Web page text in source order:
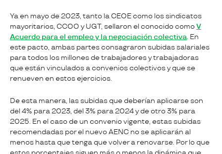
Ya en mayo de 2023, tanto la CEOE como los sindicatos
mayoritarios, CCOO y UGT, sellaron el conocido comoV
Acuerdo para el empleo y la negociación colectiva. En
este pacto, ambas partes consagraron subidas salariales
para todos los millones de trabajadores y trabajadoras
que están vinculados a convenios colectivos y que se
renueven en estos ejercicios.
De esta manera, las subidas que deberían aplicarse son
del 4% para 2023, del 3% para 2024 y de otro 3% para
2025. En el caso de un convenio vigente, estas subidas
recomendadas por el nuevo AENC no se aplicarán al
menos hasta que tenga que volver a renovarse. Por lo que